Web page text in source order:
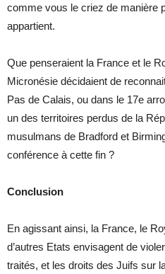
comme vous le criez de manière
appartient.
Que penseraient la France et le
Micronésie décidaient de
Pas de Calais, ou dans le 17e
un des territoires perdus de la
musulmans de Bradford et
conférence à cette fin ?
Conclusion
En agissant ainsi, la France, le
d’autres Etats envisagent de
traités, et les droits des Juifs sur